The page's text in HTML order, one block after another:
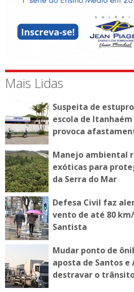
Mais Lidas
Suspeita de
escola de
provoca
Manejo ambiental
exóticas para
da Serra do Mar
Defesa Civil faz
vento de até 80
Santista
Mudar ponto de
aposta de Santos e
destravar o